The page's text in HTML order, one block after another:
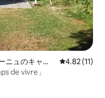
ニュのキャン
レビュー11
4.82 (11)
de vivre」